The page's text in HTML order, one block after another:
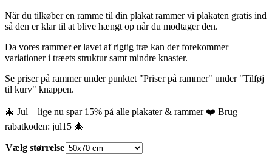
Når du tilkøber en ramme til din plakat rammer vi plakaten gratis ind
så den er klar til at blive hængt op når du modtager den.
Da vores rammer er lavet af rigtig træ kan der forekommer
variationer i træets struktur samt mindre knaster.
Se priser på rammer under punktet "Priser på rammer" under "Tilføj
til kurv" knappen.
🎄 Jul – lige nu spar 15% på alle plakater & rammer ❤️ Brug
rabatkoden: jul15 🎄
Vælg størrelse